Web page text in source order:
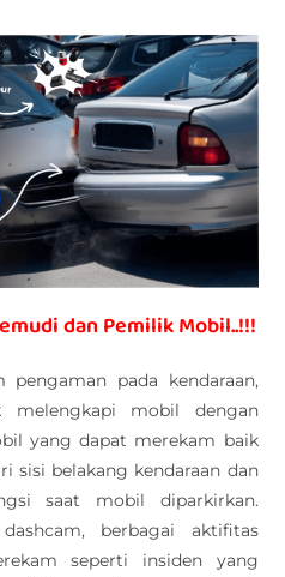
dan Pemilik Mobil..!!!
pengaman pada kendaraan,
melengkapi mobil dengan
yang dapat merekam baik
sisi belakang kendaraan dan
saat mobil diparkirkan.
berbagai aktifitas
seperti insiden yang